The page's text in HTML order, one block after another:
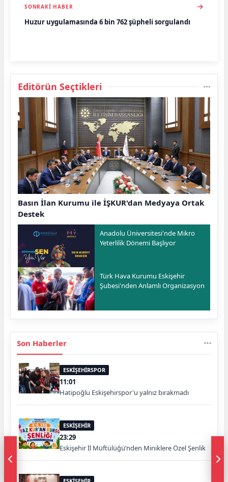
SONRAKI HABER
Huzur uygulamasında 6 bin 762 şüpheli sorgulandı
Editörün Seçtikleri
Basın İlan Kurumu ile İŞKUR'dan Medyaya Ortak
Destek
Anadolu Üniversitesi'nde Mikro
Yeterlilik Dönemi Başlıyor
Türk Hava Kurumu Eskişehir
Şubesi'nden Anlamlı Organizasyon
Son Haberler
ESKİŞEHİRSPOR
11:01
Hatipoğlu Eskişehirspor'u yalnız bırakmadı
ESKİŞEHİR
23:29
Eskişehir İl Müftülüğü’nden Miniklere Özel Şenlik